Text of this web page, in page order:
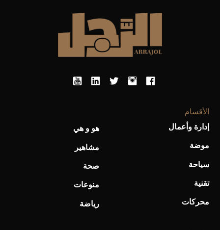
أحذية Mary Jane: ترف وأناقة للرجال
الأقسام
إدارة وأعمال
موضة
سياحة
تقنية
محركات
هو و هي
مشاهير
صحة
منوعات
رياضة